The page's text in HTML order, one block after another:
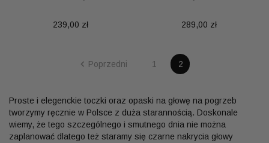
Cena
239,00 zł Cena
289,00 zł
 Poprzedni 1 2
Proste i elegenckie toczki oraz opaski na głowę na pogrzeb
tworzymy ręcznie w Polsce z duża starannością. Doskonale
wiemy, że tego szczególnego i smutnego dnia nie można
zaplanować dlatego też staramy się czarne nakrycia głowy